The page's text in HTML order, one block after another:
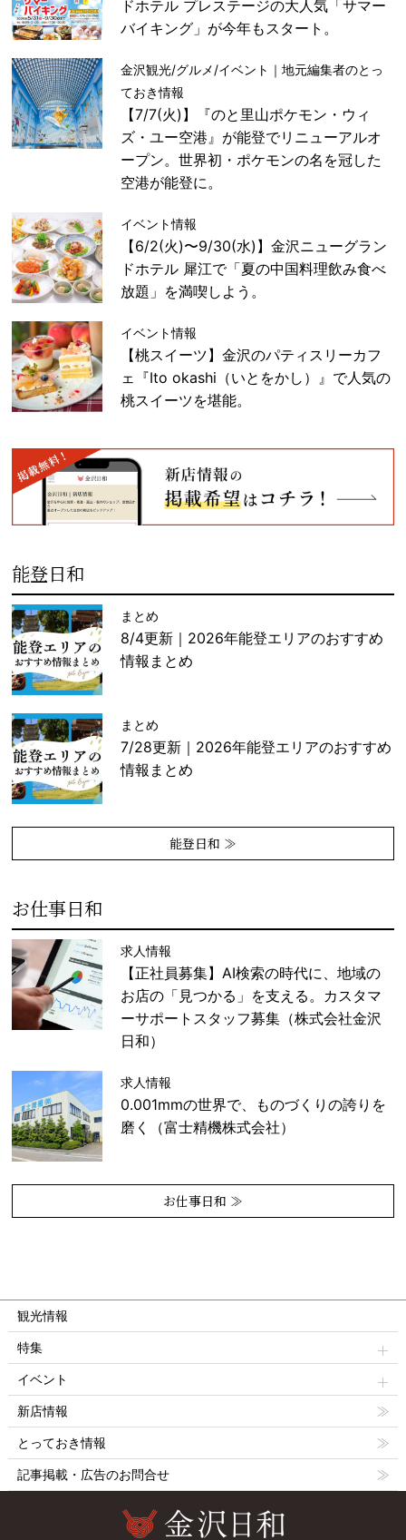
ドホテル プレステージの大人気「サマー
バイキング」が今年もスタート。
金沢観光/グルメ/イベント｜地元編集者のとっ
ておき情報
【7/7(火)】『のと里山ポケモン・ウィ
ズ・ユー空港』が能登でリニューアルオ
ープン。世界初・ポケモンの名を冠した
空港が能登に。
イベント情報
【6/2(火)〜9/30(水)】金沢ニューグラン
ドホテル 犀江で「夏の中国料理飲み食べ
放題」を満喫しよう。
イベント情報
【桃スイーツ】金沢のパティスリーカフ
ェ『Ito okashi（いとをかし）』で人気の
桃スイーツを堪能。
能登日和
まとめ
8/4更新｜2026年能登エリアのおすすめ
情報まとめ
まとめ
7/28更新｜2026年能登エリアのおすすめ
情報まとめ
能登日和 ≫
お仕事日和
求人情報
【正社員募集】AI検索の時代に、地域の
お店の「見つかる」を支える。カスタマ
ーサポートスタッフ募集（株式会社金沢
日和）
求人情報
0.001mmの世界で、ものづくりの誇りを
磨く（富士精機株式会社）
お仕事日和 ≫
観光情報
特集
イベント
新店情報
とっておき情報
記事掲載・広告のお問合せ